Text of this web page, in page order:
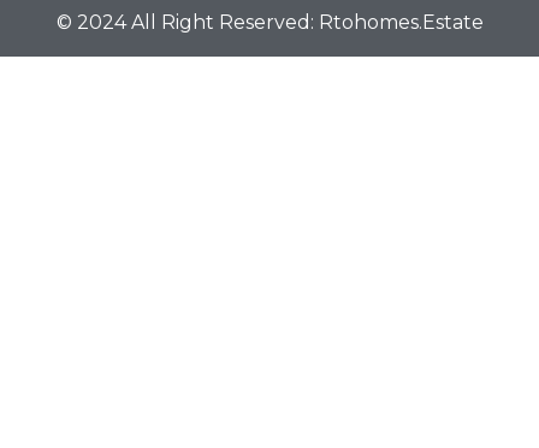
© 2024 All Right Reserved: Rtohomes.estate